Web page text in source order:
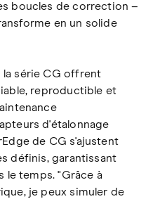
boucles de correction –
en un solide
la série CG offrent
reproductible et
d'étalonnage
de CG s'ajustent
définis, garantissant
le temps. "Grâce à
je peux simuler de